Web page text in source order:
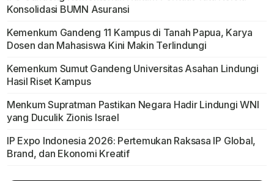
Konsolidasi BUMN Asuransi
Kemenkum Gandeng 11 Kampus di Tanah Papua, Karya
Dosen dan Mahasiswa Kini Makin Terlindungi
Kemenkum Sumut Gandeng Universitas Asahan Lindungi
Hasil Riset Kampus
Menkum Supratman Pastikan Negara Hadir Lindungi WNI
yang Duculik Zionis Israel
IP Expo Indonesia 2026: Pertemukan Raksasa IP Global,
Brand, dan Ekonomi Kreatif